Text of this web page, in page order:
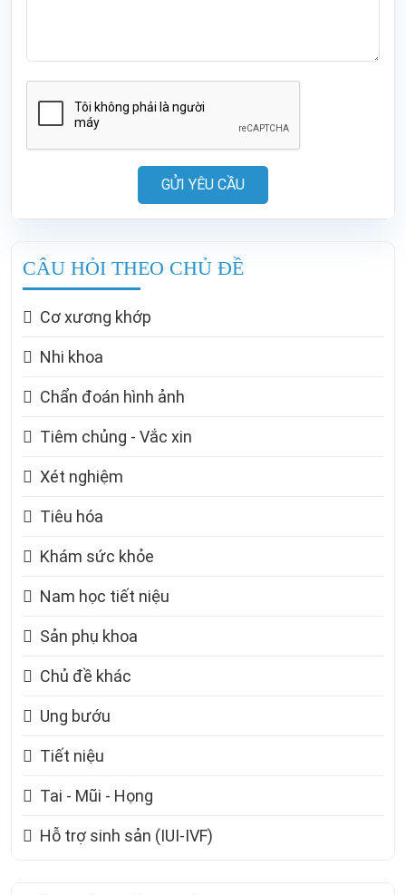
GỬI YÊU CẦU
CÂU HỎI THEO CHỦ ĐỀ
Cơ xương khớp
Nhi khoa
Chẩn đoán hình ảnh
Tiêm chủng - Vắc xin
Xét nghiệm
Tiêu hóa
Khám sức khỏe
Nam học tiết niệu
Sản phụ khoa
Chủ đề khác
Ung bướu
Tiết niệu
Tai - Mũi - Họng
Hỗ trợ sinh sản (IUI-IVF)